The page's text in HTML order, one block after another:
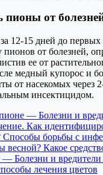
пионы от
12-15 дней до первых
пионов от болезней,
ее от
медный купорос и
от насекомых через
инсектицидом.
— Болезни и
Как
Способы борьбы с
весной? Какое
Болезни и
лечения цветов